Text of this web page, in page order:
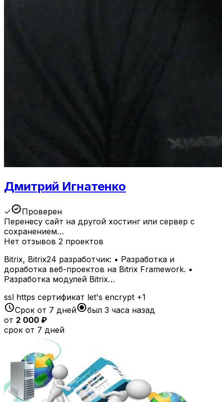
Дмитрий Игнатенко
✓verifiedПроверен
Перенесу сайт на другой хостинг или сервер с
сохранением…
Нет отзывов 2 проектов
Bitrix, Bitrix24 разработчик: • Разработка и
доработка веб-проектов на Bitrix Framework. •
Разработка модулей Bitrix…
ssl https сертификат let's encrypt +1
scheduleСрок от 7 днейradio_button_checkedбыл 3 часа назад
от 2 000 ₽
срок от 7 дней